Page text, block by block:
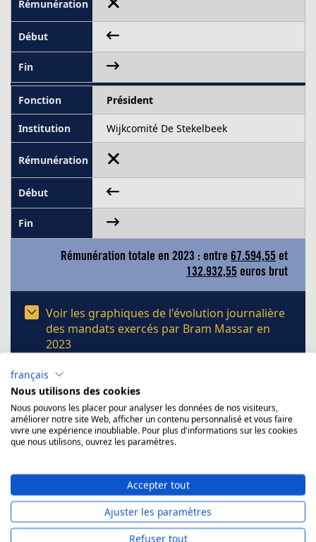
Président
Wijkcomité De Stekelbeek
Rémunération totale en 2023 : entre 67.594,55 et
132.932,55 euros brut
Voir les graphiques de l'évolution journalière
des mandats exercés par Bram Massar en
2023
2022
Les mandats, fonctions et professions
exercés par Bram Massar en 2022
Source: Cumuleo › Déclaration fédérale de mandats
publiée en février 2024
français
Nous utilisons des cookies
Nous pouvons les placer pour analyser les données de nos visiteurs,
améliorer notre site Web, afficher un contenu personnalisé et vous faire
vivre une expérience inoubliable. Pour plus d'informations sur les cookies
que nous utilisons, ouvrez les paramètres.
Accepter tout
Ajuster les paramètres
Refuser tout